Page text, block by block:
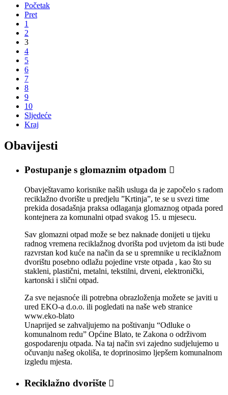
Početak
Pret
1
2
3
4
5
6
7
8
9
10
Sljedeće
Kraj
Obavijesti
Postupanje s glomaznim otpadom 
Obavještavamo korisnike naših usluga da je započelo s radom
reciklažno dvorište u predjelu ”Krtinja”, te se u svezi time
prekida dosadašnja praksa odlaganja glomaznog otpada pored
kontejnera za komunalni otpad svakog 15. u mjesecu.
Sav glomazni otpad može se bez naknade donijeti u tijeku
radnog vremena reciklažnog dvorišta pod uvjetom da isti bude
razvrstan kod kuće na način da se u spremnike u reciklažnom
dvorištu posebno odlažu pojedine vrste otpada , kao što su
stakleni, plastični, metalni, tekstilni, drveni, elektronički,
kartonski i slični otpad.
Za sve nejasnoće ili potrebna obrazloženja možete se javiti u
ured EKO-a d.o.o. ili pogledati na naše web stranice
www.eko-blato
Unaprijed se zahvaljujemo na poštivanju “Odluke o
komunalnom redu” Općine Blato, te Zakona o održivom
gospodarenju otpada. Na taj način svi zajedno sudjelujemo u
očuvanju našeg okoliša, te doprinosimo ljepšem komunalnom
izgledu mjesta.
Reciklažno dvorište 